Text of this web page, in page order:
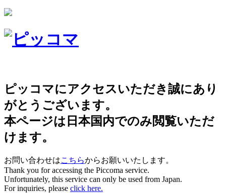
ピッコマにアクセスいただき誠にあり
がとうございます。
本ページは日本国内でのみ閲覧いただ
けます。
お問い合わせはこちらからお願いいたします。
Thank you for accessing the Piccoma service.
Unfortunately, this service can only be used from Japan.
For inquiries, please click here.